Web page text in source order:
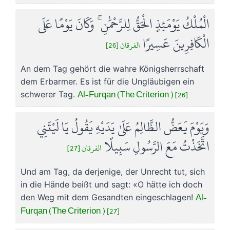
الْمُلْكُ يَوْمَئِذٍ الْحَقُّ لِلرَّحْمَٰنِ ۚ وَكَانَ يَوْمًا عَلَى
الْكَافِرِينَ عَسِيرًا الفرقان [26]
An dem Tag gehört die wahre Königsherrschaft
dem Erbarmer. Es ist für die Ungläubigen ein
schwerer Tag. Al-Furqan (The Criterion ) [26]
وَيَوْمَ يَعَضُّ الظَّالِمُ عَلَىٰ يَدَيْهِ يَقُولُ يَا لَيْتَنِي
اتَّخَذْتُ مَعَ الرَّسُولِ سَبِيلًا الفرقان [27]
Und am Tag, da derjenige, der Unrecht tut, sich
in die Hände beißt und sagt: «O hätte ich doch
den Weg mit dem Gesandten eingeschlagen! Al-
Furqan (The Criterion ) [27]